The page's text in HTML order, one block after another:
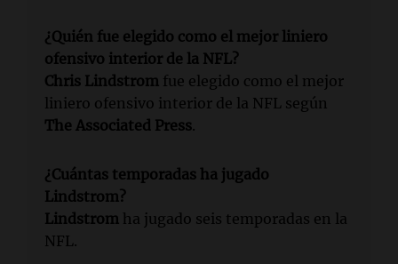
¿Quién fue elegido como el mejor liniero
ofensivo interior de la NFL?
Chris Lindstrom fue elegido como el mejor
liniero ofensivo interior de la NFL según
The Associated Press.
¿Cuántas temporadas ha jugado
Lindstrom?
Lindstrom ha jugado seis temporadas en la
NFL.